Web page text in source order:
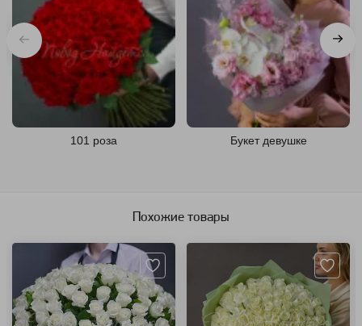
101 роза Букет девушке
Похожие товары